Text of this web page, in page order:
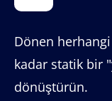
Dönen
kadar statik bir
dönüştürün.